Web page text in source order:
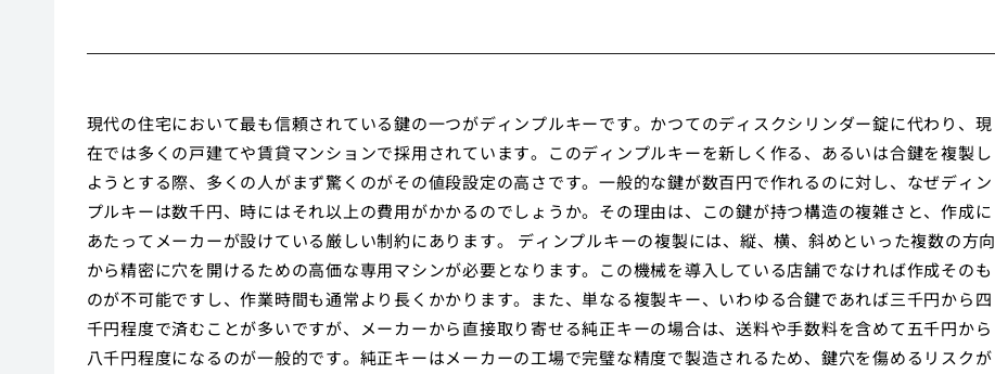
現代の住宅において最も信頼されている鍵の一つがディンプルキーです。かつてのディスクシリンダー錠に代わり、現
在では多くの戸建てや賃貸マンションで採用されています。このディンプルキーを新しく作る、あるいは合鍵を複製し
ようとする際、多くの人がまず驚くのがその値段設定の高さです。一般的な鍵が数百円で作れるのに対し、なぜディン
プルキーは数千円、時にはそれ以上の費用がかかるのでしょうか。その理由は、この鍵が持つ構造の複雑さと、作成に
あたってメーカーが設けている厳しい制約にあります。 ディンプルキーの複製には、縦、横、斜めといった複数の方向
から精密に穴を開けるための高価な専用マシンが必要となります。この機械を導入している店舗でなければ作成そのも
のが不可能ですし、作業時間も通常より長くかかります。また、単なる複製キー、いわゆる合鍵であれば三千円から四
千円程度で済むことが多いですが、メーカーから直接取り寄せる純正キーの場合は、送料や手数料を含めて五千円から
八千円程度になるのが一般的です。純正キーはメーカーの工場で完璧な精度で製造されるため、鍵穴を傷めるリスクが